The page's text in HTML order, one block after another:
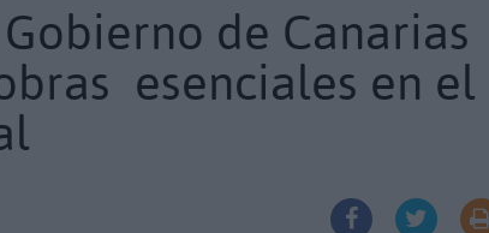
de Canarias
esenciales en el